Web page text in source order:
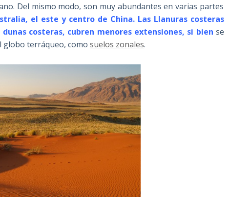
Del mismo modo, son muy abundantes en varias partes
el este y centro de China. Las Llanuras costeras
costeras, cubren menores extensiones, si bien se
globo terráqueo, comosuelos zonales.